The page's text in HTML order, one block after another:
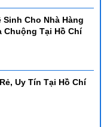
thị Horecađể đươc tư
Sinh Cho Nhà Hàng
Chuộng Tại Hồ Chí
Uy Tín Tại Hồ Chí